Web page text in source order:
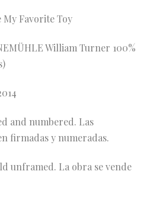
My Favorite Toy
William Turner 100%
and numbered. Las
firmadas y numeradas.
unframed. La obra se vende